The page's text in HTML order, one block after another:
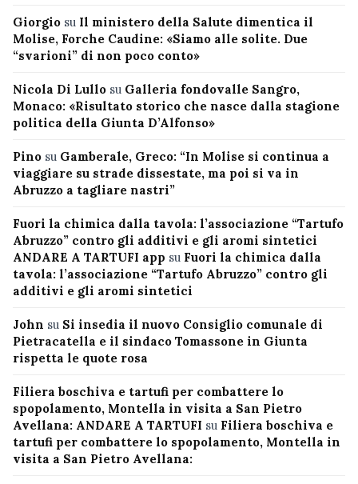
Giorgio su Il ministero della Salute dimentica il
Molise, Forche Caudine: «Siamo alle solite. Due
“svarioni” di non poco conto»
Nicola Di Lullo su Galleria fondovalle Sangro,
Monaco: «Risultato storico che nasce dalla stagione
politica della Giunta D’Alfonso»
Pino su Gamberale, Greco: “In Molise si continua a
viaggiare su strade dissestate, ma poi si va in
Abruzzo a tagliare nastri”
Fuori la chimica dalla tavola: l’associazione “Tartufo
Abruzzo” contro gli additivi e gli aromi sintetici
ANDARE A TARTUFI app su Fuori la chimica dalla
tavola: l’associazione “Tartufo Abruzzo” contro gli
additivi e gli aromi sintetici
John su Si insedia il nuovo Consiglio comunale di
Pietracatella e il sindaco Tomassone in Giunta
rispetta le quote rosa
Filiera boschiva e tartufi per combattere lo
spopolamento, Montella in visita a San Pietro
Avellana: ANDARE A TARTUFI su Filiera boschiva e
tartufi per combattere lo spopolamento, Montella in
visita a San Pietro Avellana: